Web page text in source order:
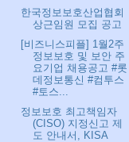
한국정보보호산업협회
상근임원 모집 공고
[비즈니스피플] 1월2주
정보보호 및 보안 주
요기업 채용공고 #롯
데정보통신 #컴투스
#토스...
정보보호 최고책임자
(CISO) 지정신고 제
도 안내서, KISA